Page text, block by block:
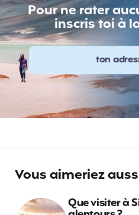
Pour ne rater
inscris toi à
Vous aimeriez
Que visiter à